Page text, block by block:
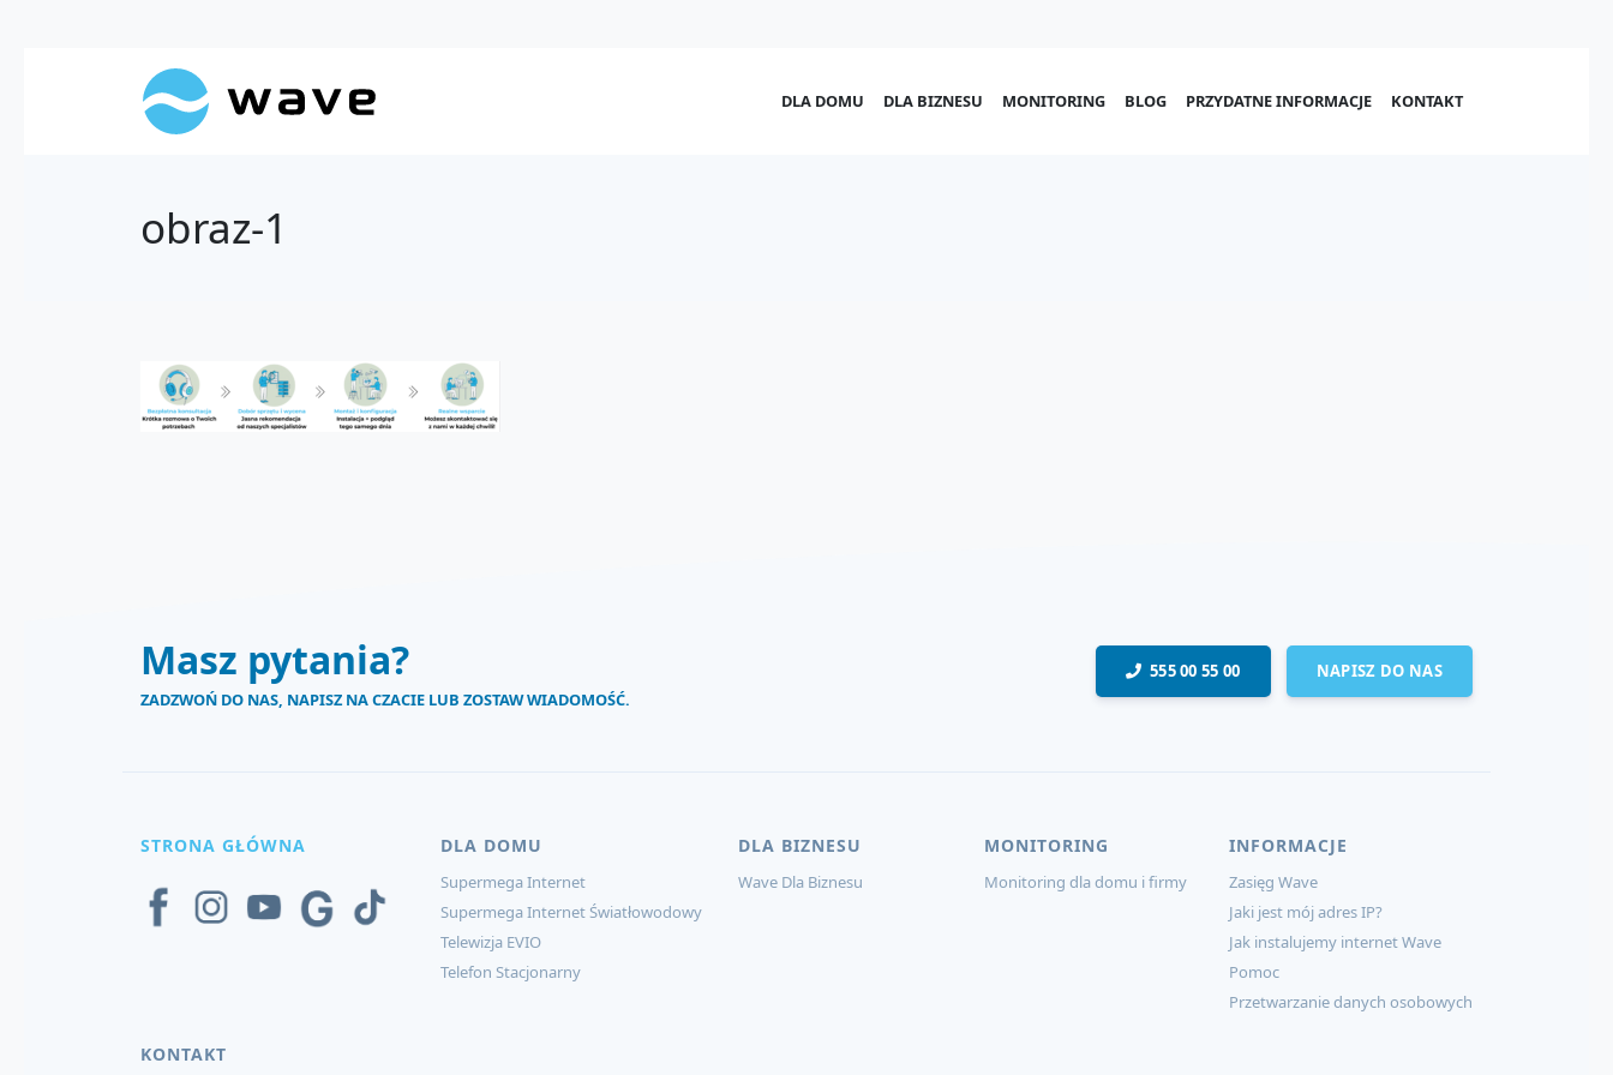
DLA DOMU DLA BIZNESU MONITORING BLOG PRZYDATNE INFORMACJE KONTAKT
obraz-1
Masz pytania?
ZADZWOŃ DO NAS, NAPISZ NA CZACIE LUB ZOSTAW WIADOMOŚĆ.
555 00 55 00 NAPISZ DO NAS
STRONA GŁÓWNA DLA DOMU
Supermega Internet
Supermega Internet Światłowodowy
Telewizja EVIO
Telefon Stacjonarny
DLA BIZNESU
Wave Dla Biznesu
MONITORING
Monitoring dla domu i firmy
INFORMACJE
Zasięg Wave
Jaki jest mój adres IP?
Jak instalujemy internet Wave
Pomoc
Przetwarzanie danych osobowych
KONTAKT